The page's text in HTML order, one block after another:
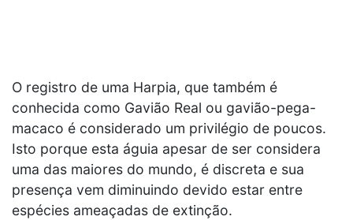
O registro de uma Harpia, que também é
conhecida como Gavião Real ou gavião-pega-
macaco é considerado um privilégio de poucos.
Isto porque esta águia apesar de ser considera
uma das maiores do mundo, é discreta e sua
presença vem diminuindo devido estar entre
espécies ameaçadas de extinção.